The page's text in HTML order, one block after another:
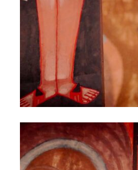
Karbownik,